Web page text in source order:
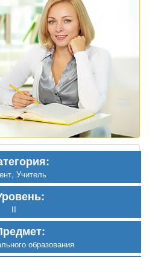
Учитель
II
образования